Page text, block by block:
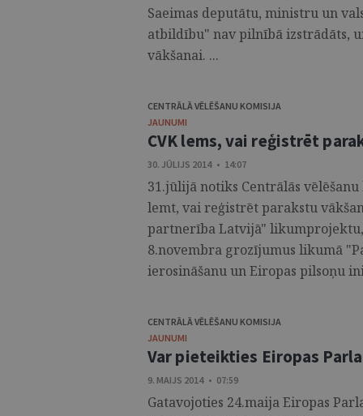
Saeimas deputātu, ministru un
atbildību" nav pilnībā izstrādāts,
vākšanai. ...
CENTRĀLĀ VĒLĒŠANU KOMISIJA
JAUNUMI
CVK lems, vai reģistrēt
30. JŪLIJS 2014 • 14:07
31.jūlijā notiks Centrālās
lemt, vai reģistrēt parakstu
partnerība Latvijā"
8.novembra grozījumus likumā
ierosināšanu un Eiropas pilsoņu
CENTRĀLĀ VĒLĒŠANU KOMISIJA
JAUNUMI
Var pieteikties Eiropas
9. MAIJS 2014 • 07:59
Gatavojoties 24.maija Eiropas